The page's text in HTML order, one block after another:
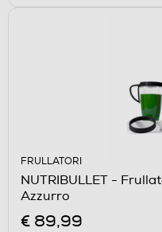
FRULLATORI
NUTRIBULLET -
Azzurro
€ 89,99